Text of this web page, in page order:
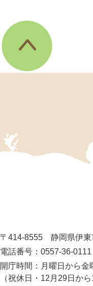
を
記
県
の
東
部
所
〒414-8555 静岡県伊東
電話番号：0557-36-0111
開庁時間：月曜日から
（祝休日・12月29日か